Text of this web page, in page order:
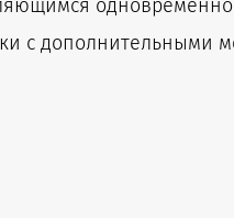
с дополнительными